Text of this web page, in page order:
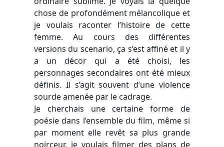
chose de profondément mélancolique et
je voulais raconter l’histoire de cette
femme. Au cours des différentes
versions du scenario, ça s’est affiné et il y
a un décor qui a été choisi, les
personnages secondaires ont été mieux
définis. Il s’agit souvent d’une violence
sourde amenée par le cadrage.
Je cherchais une certaine forme de
poésie dans l’ensemble du film, même si
par moment elle revêt sa plus grande
noirceur, je voulais filmer des plans de